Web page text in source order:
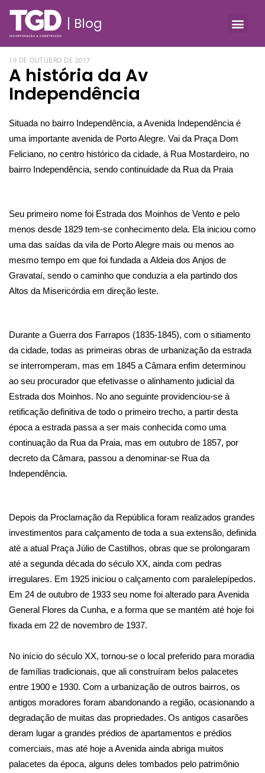
Blog
19 DE OUTUBRO DE 2017
A história da Av
Independência
Situada no bairro Independência, a Avenida Independência é
uma importante avenida de Porto Alegre. Vai da Praça Dom
Feliciano, no centro histórico da cidade, à Rua Mostardeiro, no
bairro Independência, sendo continuidade da Rua da Praia
Seu primeiro nome foi Estrada dos Moinhos de Vento e pelo
menos desde 1829 tem-se conhecimento dela. Ela iniciou como
uma das saídas da vila de Porto Alegre mais ou menos ao
mesmo tempo em que foi fundada a Aldeia dos Anjos de
Gravataí, sendo o caminho que conduzia a ela partindo dos
Altos da Misericórdia em direção leste.
Durante a Guerra dos Farrapos (1835-1845), com o sitiamento
da cidade, todas as primeiras obras de urbanização da estrada
se interromperam, mas em 1845 a Câmara enfim determinou
Estrada dos Moinhos. No ano seguinte providenciou-se à
retificação definitiva de todo o primeiro trecho, a partir desta
época a estrada passa a ser mais conhecida como uma
continuação da Rua da Praia, mas em outubro de 1857, por
decreto da Câmara, passou a denominar-se Rua da
Independência.
Depois da Proclamação da República foram realizados grandes
investimentos para calçamento de toda a sua extensão, definida
até a atual Praça Júlio de Castilhos, obras que se prolongaram
até a segunda década do século XX, ainda com pedras
irregulares. Em 1925 iniciou o calçamento com paralelepípedos.
Em 24 de outubro de 1933 seu nome foi alterado para Avenida
General Flores da Cunha, e a forma que se mantém até hoje foi
fixada em 22 de novembro de 1937.
No início do século XX, tornou-se o local preferido para moradia
de famílias tradicionais, que ali construíram belos palacetes
entre 1900 e 1930. Com a urbanização de outros bairros, os
antigos moradores foram abandonando a região, ocasionando a
degradação de muitas das propriedades. Os antigos casarões
deram lugar a grandes prédios de apartamentos e prédios
comerciais, mas até hoje a Avenida ainda abriga muitos
palacetes da época, alguns deles tombados pelo patrimônio